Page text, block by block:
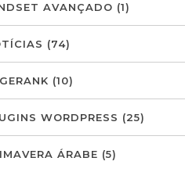
AVANÇADO (1)
(74)
(10)
WORDPRESS (25)
ÁRABE (5)